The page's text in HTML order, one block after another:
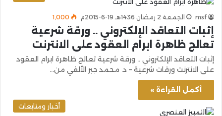
msf الجمعة 2 رمضان 1436هـ 19-6-2015م 1٬000
إثبات التعاقد الإلكتروني .. ورقة شرعية
تعالج ظاهرة ابرام العقود على الانترنت
إثبات التعاقد الإلكتروني .. ورقة شرعية تعالج ظاهرة ابرام العقود
على الانترنت ورقات شرعية – د. محمد جبر الألفي من…
أكمل القراءة »
أخبار ومتابعات